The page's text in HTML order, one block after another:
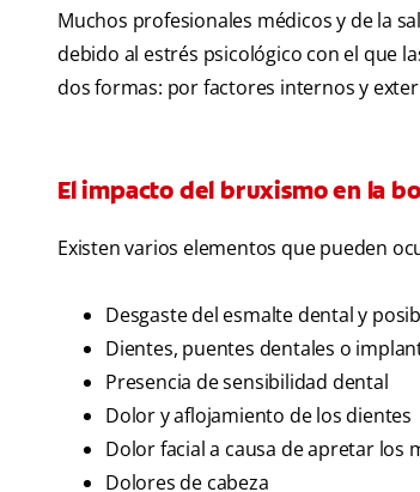
Muchos profesionales médicos y de la
debido al estrés psicológico con el que
dos formas: por factores internos y
El impacto del bruxismo en la
Existen varios elementos que pueden
Desgaste del esmalte dental y
Dientes, puentes dentales o
Presencia de sensibilidad dental
Dolor y aflojamiento de los dientes
Dolor facial a causa de apretar los
Dolores de cabeza